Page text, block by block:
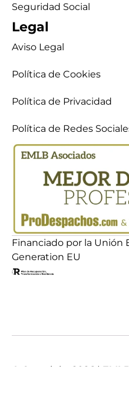
Seguridad Social
Legal
Aviso Legal
Política de Cookies
Política de Privacidad
Política de Redes
Financiado por la Unión
Generation EU
© Copyright 2026 |